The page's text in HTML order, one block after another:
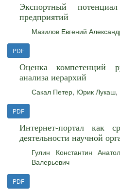
Экспортный
предприятий
Мазилов Евгений
PDF
Оценка компетенций
анализа иерархий
Сакал Петер, Юрик Лукаш,
PDF
Интернет-портал как
деятельности научной
Гулин Константин
Валерьевич
PDF